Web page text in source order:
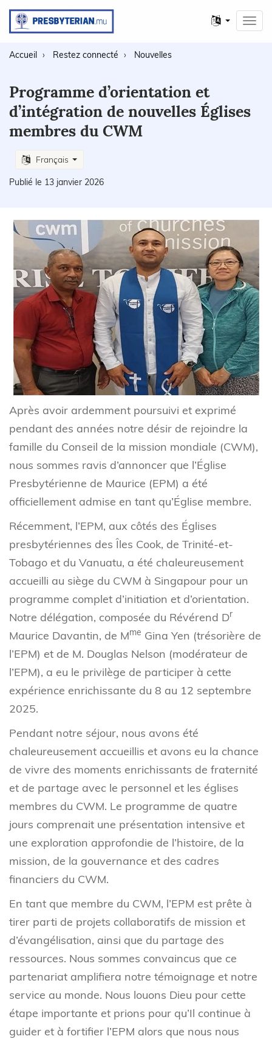
Autres
langues
Accueil Restez connecté Nouvelles
Programme d’orientation et
d’intégration de nouvelles Églises
membres du CWM
Français
Publié le 13 janvier 2026
Après avoir ardemment poursuivi et exprimé
pendant des années notre désir de rejoindre la
famille du Conseil de la mission mondiale (CWM),
nous sommes ravis d’annoncer que l’Église
Presbytérienne de Maurice (EPM) a été
officiellement admise en tant qu’Église membre.
Récemment, l’EPM, aux côtés des Églises
presbytériennes des Îles Cook, de Trinité-et-
Tobago et du Vanuatu, a été chaleureusement
accueilli au siège du CWM à Singapour pour un
programme complet d’initiation et d’orientation.
Notre délégation, composée du Révérend Dr
Maurice Davantin, de Mme Gina Yen (trésorière de
l’EPM) et de M. Douglas Nelson (modérateur de
l’EPM), a eu le privilège de participer à cette
expérience enrichissante du 8 au 12 septembre
2025.
Pendant notre séjour, nous avons été
chaleureusement accueillis et avons eu la chance
de vivre des moments enrichissants de fraternité
et de partage avec le personnel et les églises
membres du CWM. Le programme de quatre
jours comprenait une présentation intensive et
une exploration approfondie de l’histoire, de la
mission, de la gouvernance et des cadres
financiers du CWM.
En tant que membre du CWM, l’EPM est prête à
tirer parti de projets collaboratifs de mission et
d’évangélisation, ainsi que du partage des
ressources. Nous sommes convaincus que ce
partenariat amplifiera notre témoignage et notre
service au monde. Nous louons Dieu pour cette
étape importante et prions pour qu’Il continue à
guider et à fortifier l’EPM alors que nous nous